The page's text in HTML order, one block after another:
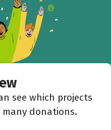
see which projects
many donations.